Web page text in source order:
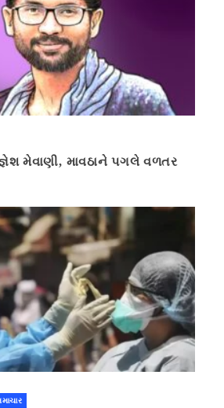
મેવાણી, માવઠાને પગલે વળતર